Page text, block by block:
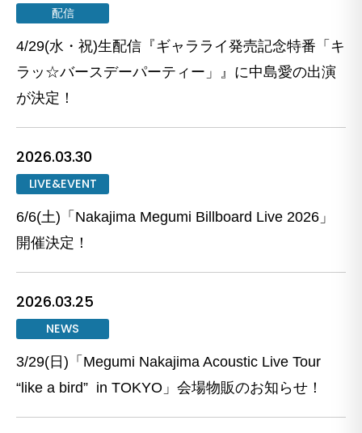
配信
4/29(水・祝)生配信『ギャラライ発売記念特番「キ
ラッ☆バースデーパーティー」』に中島愛の出演
が決定！
2026.03.30
LIVE&EVENT
6/6(土)「Nakajima Megumi Billboard Live 2026」
開催決定！
2026.03.25
NEWS
3/29(日)「Megumi Nakajima Acoustic Live Tour
“like a bird” in TOKYO」会場物販のお知らせ！